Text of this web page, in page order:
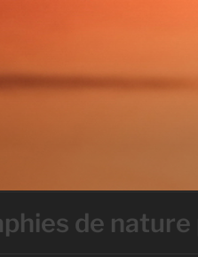
de nature